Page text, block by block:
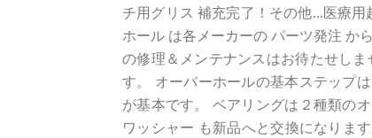
チ用グリス 補充完了！その他...医療
ホール は各メーカーの パーツ発注 か
の修理＆メンテナンスはお待たせし
す。 オーバーホールの基本ステッ
が基本です。 ベアリングは２種類の
ワッシャー も新品へと交換になりま